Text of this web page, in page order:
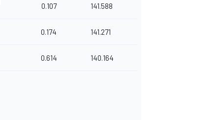
0.107 141.588
0.174 141.271
0.614 140.164